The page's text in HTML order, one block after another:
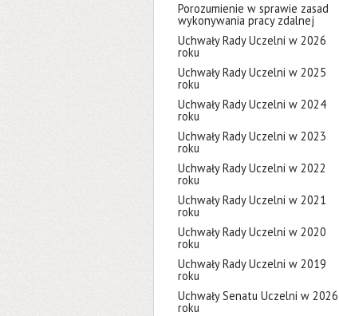
Porozumienie w sprawie zasad
wykonywania pracy zdalnej
Uchwały Rady Uczelni w 2026
roku
Uchwały Rady Uczelni w 2025
roku
Uchwały Rady Uczelni w 2024
roku
Uchwały Rady Uczelni w 2023
roku
Uchwały Rady Uczelni w 2022
roku
Uchwały Rady Uczelni w 2021
roku
Uchwały Rady Uczelni w 2020
roku
Uchwały Rady Uczelni w 2019
roku
Uchwały Senatu Uczelni w 2026
roku